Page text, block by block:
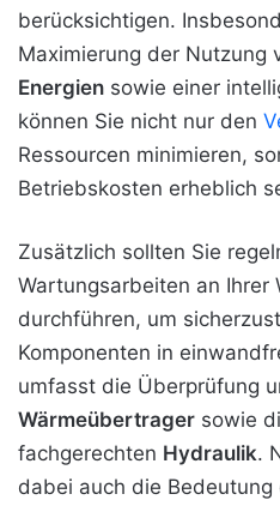
berücksichtigen.
Maximierung der Nutzung
Energien sowie einer
können Sie nicht nur den
Ressourcen minimieren,
Betriebskosten erheblich
Zusätzlich sollten Sie
Wartungsarbeiten an Ihrer
durchführen, um
Komponenten in
umfasst die Überprüfung
Wärmeübertrager sowie
fachgerechten Hydraulik.
dabei auch die Bedeutung